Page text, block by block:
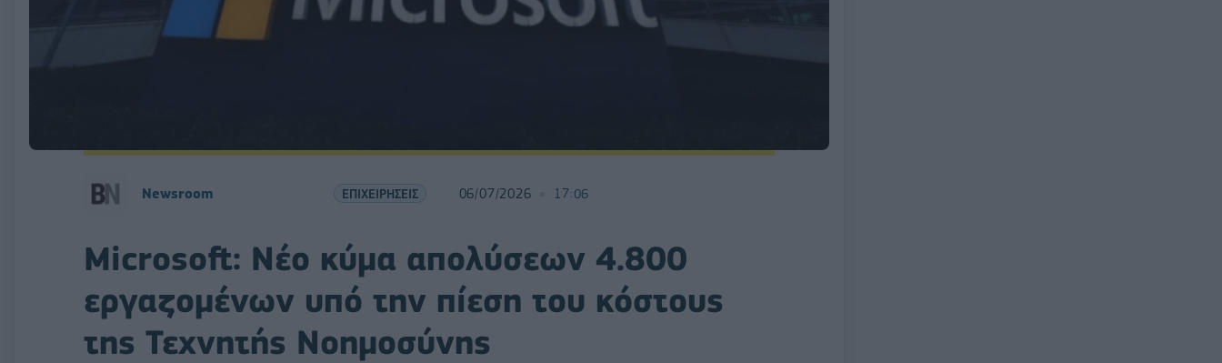
Newsroom ΕΠΙΧΕΙΡΗΣΕΙΣ 06/07/2026 17:06
Microsoft: Νέο κύμα απολύσεων 4.800
εργαζομένων υπό την πίεση του κόστους
της Τεχνητής Νοημοσύνης